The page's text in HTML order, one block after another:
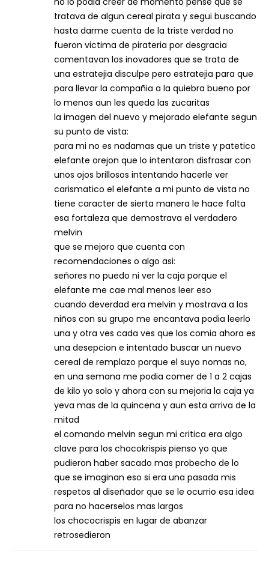
tratava de algun cereal pirata y segui buscando
hasta darme cuenta de la triste verdad no
fueron victima de pirateria por desgracia
comentavan los inovadores que se trata de
una estratejia disculpe pero estratejia para que
para llevar la compañia a la quiebra bueno por
lo menos aun les queda las zucaritas
la imagen del nuevo y mejorado elefante segun
su punto de vista:
para mi no es nadamas que un triste y patetico
elefante orejon que lo intentaron disfrasar con
unos ojos brillosos intentando hacerle ver
carismatico el elefante a mi punto de vista no
tiene caracter de sierta manera le hace falta
esa fortaleza que demostrava el verdadero
melvin
que se mejoro que cuenta con
recomendaciones o algo asi:
señores no puedo ni ver la caja porque el
elefante me cae mal menos leer eso
cuando deverdad era melvin y mostrava a los
niños con su grupo me encantava podia leerlo
una y otra ves cada ves que los comia ahora es
una desepcion e intentado buscar un nuevo
cereal de remplazo porque el suyo nomas no,
en una semana me podia comer de 1 a 2 cajas
de kilo yo solo y ahora con su mejoria la caja ya
yeva mas de la quincena y aun esta arriva de la
mitad
el comando melvin segun mi critica era algo
clave para los chocokrispis pienso yo que
pudieron haber sacado mas probecho de lo
que se imaginan eso si era una pasada mis
respetos al diseñador que se le ocurrio esa idea
para no hacerselos mas largos
los chococrispis en lugar de abanzar
retrosedieron